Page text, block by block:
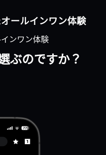
ールインワン体験
ンワン体験
ぶのですか？